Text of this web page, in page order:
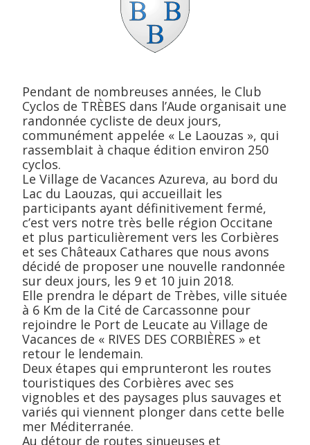
Pendant de nombreuses années, le Club
Cyclos de TRÈBES dans l’Aude organisait une
randonnée cycliste de deux jours,
communément appelée « Le Laouzas », qui
rassemblait à chaque édition environ 250
cyclos.
Le Village de Vacances Azureva, au bord du
Lac du Laouzas, qui accueillait les
participants ayant définitivement fermé,
c’est vers notre très belle région Occitane
et plus particulièrement vers les Corbières
et ses Châteaux Cathares que nous avons
décidé de proposer une nouvelle randonnée
sur deux jours, les 9 et 10 juin 2018.
Elle prendra le départ de Trèbes, ville située
à 6 Km de la Cité de Carcassonne pour
rejoindre le Port de Leucate au Village de
Vacances de « RIVES DES CORBIÈRES » et
retour le lendemain.
Deux étapes qui emprunteront les routes
touristiques des Corbières avec ses
vignobles et des paysages plus sauvages et
variés qui viennent plonger dans cette belle
mer Méditerranée.
Au détour de routes sinueuses et